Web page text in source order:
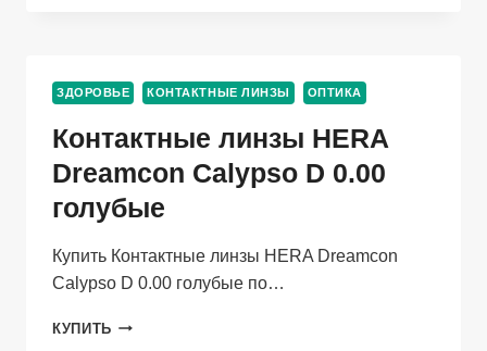
КВАРТАЛЬНЫЕ
2
ШТ
ЗДОРОВЬЕ КОНТАКТНЫЕ ЛИНЗЫ ОПТИКА
Контактные линзы HERA
Dreamcon Calypso D 0.00
голубые
Купить Контактные линзы HERA Dreamcon
Calypso D 0.00 голубые по…
КУПИТЬ КОНТАКТНЫЕ